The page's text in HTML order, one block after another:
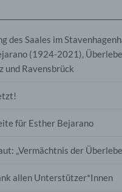
des Saales im
(1924-2021),
und Ravensbrück
für Esther Bejarano
„Vermächtnis der
allen Unterstützer*Innen
den Abgleich
Verknüpfung, die
oder die
Einschränkung der
der
Daten
künftige Verarbeitung